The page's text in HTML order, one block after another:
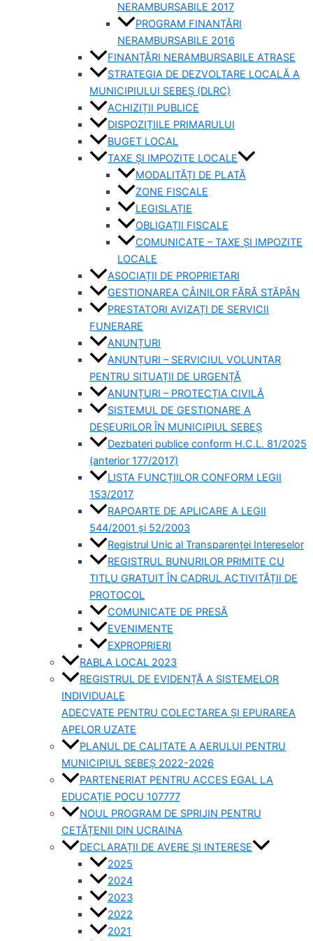
NERAMBURSABILE 2017
PROGRAM FINANȚĂRI
NERAMBURSABILE 2016
FINANȚĂRI NERAMBURSABILE ATRASE
STRATEGIA DE DEZVOLTARE LOCALĂ A
MUNICIPIULUI SEBEȘ (DLRC)
ACHIZIȚII PUBLICE
DISPOZIȚIILE PRIMARULUI
BUGET LOCAL
TAXE ȘI IMPOZITE LOCALE
MODALITĂȚI DE PLATĂ
ZONE FISCALE
LEGISLAȚIE
OBLIGAȚII FISCALE
COMUNICATE – TAXE ȘI IMPOZITE
LOCALE
ASOCIAȚII DE PROPRIETARI
GESTIONAREA CÂINILOR FĂRĂ STĂPÂN
PRESTATORI AVIZAȚI DE SERVICII
FUNERARE
ANUNȚURI
ANUNȚURI – SERVICIUL VOLUNTAR
PENTRU SITUAȚII DE URGENȚĂ
ANUNȚURI – PROTECȚIA CIVILĂ
SISTEMUL DE GESTIONARE A
DEȘEURILOR ÎN MUNICIPIUL SEBEȘ
Dezbateri publice conform H.C.L. 81/2025
(anterior 177/2017)
LISTA FUNCȚIILOR CONFORM LEGII
153/2017
RAPOARTE DE APLICARE A LEGII
544/2001 și 52/2003
Registrul Unic al Transparenței Intereselor
REGISTRUL BUNURILOR PRIMITE CU
TITLU GRATUIT ÎN CADRUL ACTIVITĂȚII DE
PROTOCOL
COMUNICATE DE PRESĂ
EVENIMENTE
EXPROPRIERI
RABLA LOCAL 2023
REGISTRUL DE EVIDENȚĂ A SISTEMELOR
INDIVIDUALE
ADECVATE PENTRU COLECTAREA ȘI EPURAREA
APELOR UZATE
PLANUL DE CALITATE A AERULUI PENTRU
MUNICIPIUL SEBEȘ 2022-2026
PARTENERIAT PENTRU ACCES EGAL LA
EDUCAȚIE POCU 107777
NOUL PROGRAM DE SPRIJIN PENTRU
CETĂȚENII DIN UCRAINA
DECLARAȚII DE AVERE ȘI INTERESE
2025
2024
2023
2022
2021